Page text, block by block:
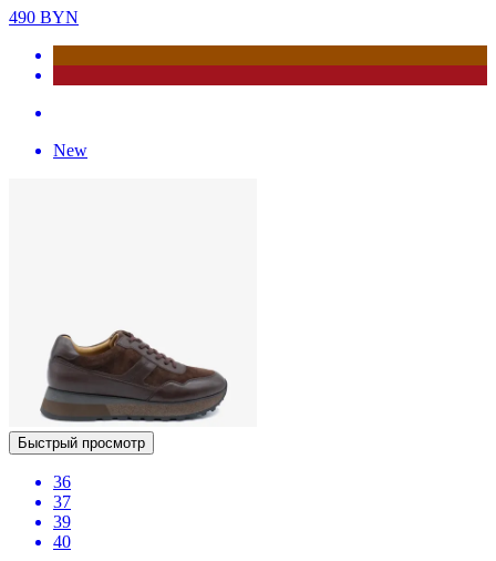
490 BYN
New
Быстрый просмотр
36
37
39
40